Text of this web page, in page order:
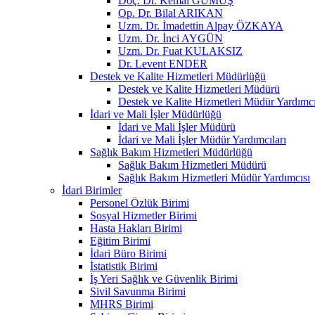
Op. Dr. Bilal ARIKAN
Uzm. Dr. İmadettin Alpay ÖZKAYA
Uzm. Dr. İnci AYGÜN
Uzm. Dr. Fuat KULAKSIZ
Dr. Levent ENDER
Destek ve Kalite Hizmetleri Müdürlüğü
Destek ve Kalite Hizmetleri Müdürü
Destek ve Kalite Hizmetleri Müdür
İdari ve Mali İşler Müdürlüğü
İdari ve Mali İşler Müdürü
İdari ve Mali İşler Müdür Yardımcıları
Sağlık Bakım Hizmetleri Müdürlüğü
Sağlık Bakım Hizmetleri Müdürü
Sağlık Bakım Hizmetleri Müdür Yardımcısı
İdari Birimler
Personel Özlük Birimi
Sosyal Hizmetler Birimi
Hasta Hakları Birimi
Eğitim Birimi
İdari Büro Birimi
İstatistik Birimi
İş Yeri Sağlık ve Güvenlik Birimi
Sivil Savunma Birimi
MHRS Birimi